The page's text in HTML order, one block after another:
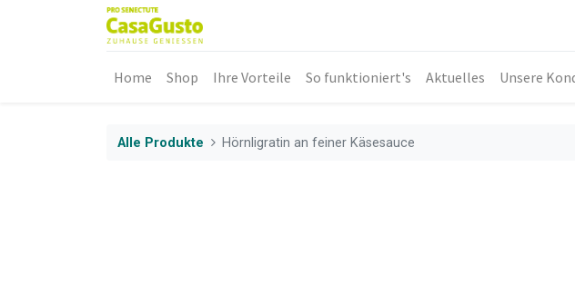
Home Shop Ihre Vorteile So funktioniert's Aktuelles Unsere
Alle Produkte Hörnligratin an feiner Käsesauce